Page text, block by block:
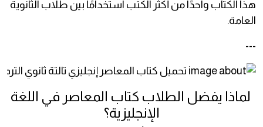
هذا الكتاب واحدًا من أكثر الكتب استخدامًا بين طلاب الثانوية
العامة.
---
لماذا يفضل الطلاب كتاب المعاصر في اللغة
الإنجليزية؟